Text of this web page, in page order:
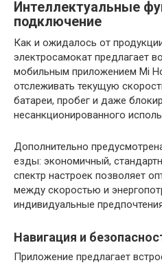
Интеллектуальные
подключение
Как и ожидалось от
электросамокат предлагает
мобильным приложением Mi
отслеживать текущую
батареи, пробег и даже
несанкционированного
Дополнительно
езды: экономичный,
спектр настроек позволяет
между скоростью и
индивидуальные
Навигация и
Приложение предлагает